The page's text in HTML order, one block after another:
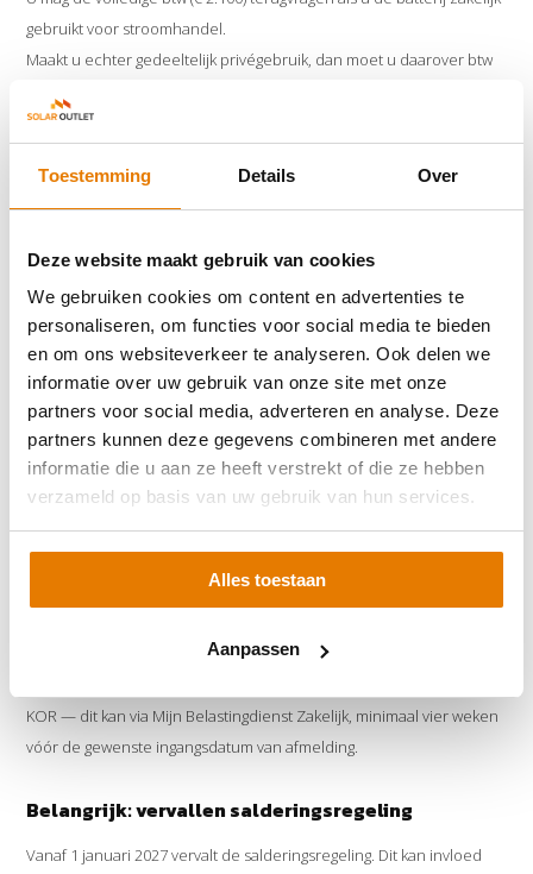
Toestemming Details Over
Deze website maakt gebruik van cookies
We gebruiken cookies om content en advertenties te
personaliseren, om functies voor social media te bieden
en om ons websiteverkeer te analyseren. Ook delen we
informatie over uw gebruik van onze site met onze
partners voor social media, adverteren en analyse. Deze
partners kunnen deze gegevens combineren met andere
informatie die u aan ze heeft verstrekt of die ze hebben
verzameld op basis van uw gebruik van hun services.
Alles toestaan
Aanpassen
gebruikt voor stroomhandel.
Maakt u echter gedeeltelijk privégebruik, dan moet u daarover btw
Stap 1: Kosten verdelen over de herzieningsperiode
De herzieningsperiode voor een thuisbatterij is 5 jaar.
Stap 2: Berekenen van btw over privégebruik
Privégebruik per jaar: 45% × € 2.000 = € 900
Btw over privégebruik: 21% × € 900 = € 189
Stap 3: Btw-aangifte
In uw btw-aangifte vult u bij het privégebruik € 900 in bij ‘omzet’ en €
189 bij ‘omzetbelasting’.
Kleineondernemersregeling (KOR)
over de aanschaf van uw thuisbatterij.
KOR — dit kan via Mijn Belastingdienst Zakelijk, minimaal vier weken
vóór de gewenste ingangsdatum van afmelding.
Belangrijk: vervallen salderingsregeling
Vanaf 1 januari 2027 vervalt de salderingsregeling. Dit kan invloed